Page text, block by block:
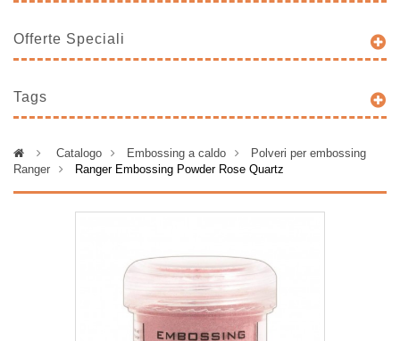
Offerte Speciali
Tags
> Catalogo > Embossing a caldo >
Polveri per embossing
Ranger
> Ranger Embossing Powder Rose Quartz